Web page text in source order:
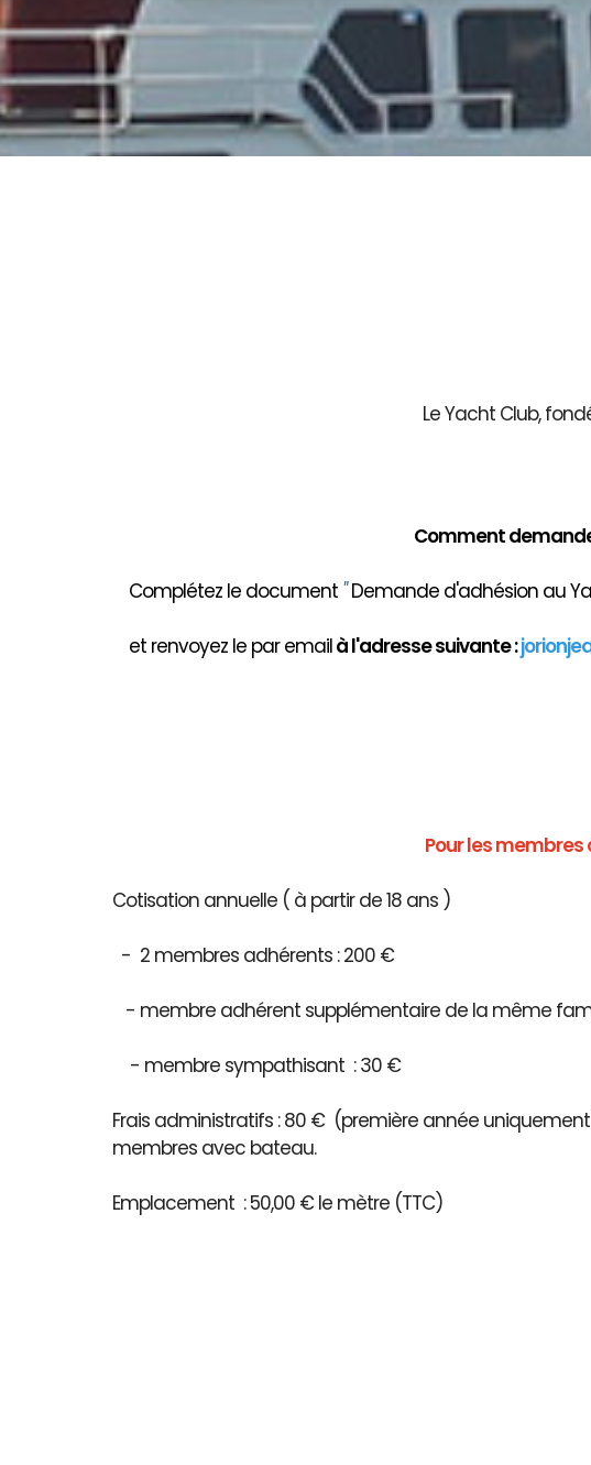
Le Yacht Club,
Comment
Complétez le document "Demande d'adhésion au
et renvoyez le par emailàl'adresse suivante :
Pour les
Cotisation annuelle ( à partir de 18 ans )
- 2 membres adhérents : 200 €
- membre adhérent supplémentaire de la même
- membre sympathisant : 30 €
Frais administratifs : 80 € (première année
membres avec bateau.
Emplacement : 50,00 € le mètre (TTC)